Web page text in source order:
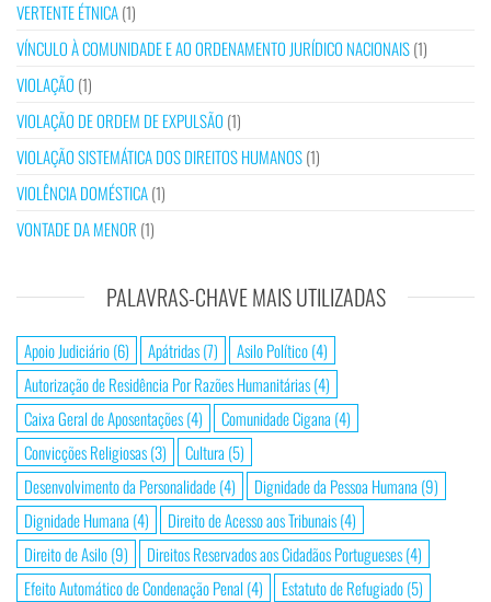
VERTENTE ÉTNICA(1)
VÍNCULO À COMUNIDADE E AO ORDENAMENTO JURÍDICO NACIONAIS(1)
VIOLAÇÃO (1)
VIOLAÇÃO DE ORDEM DE EXPULSÃO (1)
VIOLAÇÃO SISTEMÁTICA DOS DIREITOS HUMANOS(1)
VIOLÊNCIA DOMÉSTICA(1)
VONTADE DA MENOR (1)
PALAVRAS-CHAVE MAIS UTILIZADAS
Apoio Judiciário(6) Apátridas(7) Asilo Político(4)
Autorização de Residência Por Razões Humanitárias(4)
Caixa Geral de Aposentações(4) Comunidade Cigana (4)
Convicções Religiosas(3) Cultura (5)
Desenvolvimento da Personalidade(4) Dignidade da Pessoa Humana (9)
Dignidade Humana (4) Direito de Acesso aos Tribunais(4)
Direito de Asilo(9) Direitos Reservados aos Cidadãos Portugueses(4)
Efeito Automático de Condenação Penal (4) Estatuto de Refugiado(5)